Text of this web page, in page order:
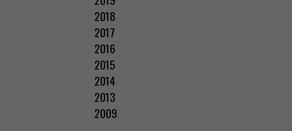
2018
2017
2016
2015
2014
2013
2009